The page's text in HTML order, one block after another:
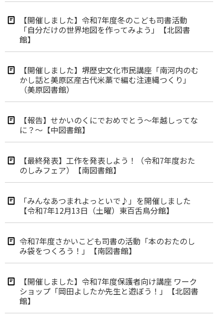
【開催しました】令和7年度冬のこども司書活動
「自分だけの世界地図を作ってみよう」【北図書
館】
【開催しました】堺歴史文化市民講座「南河内のむ
かし話と美原区産古代米藁で編む注連縄つくり」
（美原図書館）
【報告】せかいのくにでおめでとう～年越しってな
に？～【中図書館】
【最終発表】工作を発表しよう！（令和7年度おた
のしみフェア）【南図書館】
「みんなあつまれよっといで♪」を開催しました
【令和7年12月13日（土曜）東百舌鳥分館】
令和7年度さかいこども司書の活動「本のおたのし
み袋をつくろう！」【南図書館】
【開催しました】令和7年度保護者向け講座 ワーク
ショップ「岡田よしたか先生と遊ぼう！」【北図書
館】